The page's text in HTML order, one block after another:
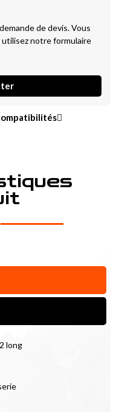
de devis. Vous
utilisez notre formulaire
long